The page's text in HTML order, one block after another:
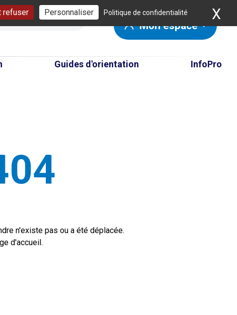
refuser Personnaliser Politique de confidentialité X
Mon espace
Guides d'orientation InfoPro
n'existe pas ou a été déplacée.
d'accueil.